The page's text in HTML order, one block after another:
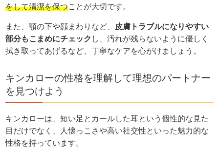
をして清潔を保つことが大切です。
また、顎の下や顔まわりなど、
皮膚トラブルになりやすい
部分もこまめにチェック し、汚れが残らないように優しく
拭き取ってあげるなど、丁寧なケアを心がけましょう。
キンカローの性格を理解して理想のパートナー
を見つけよう
キンカローは、短い足とカールした耳という個性的な見た
目だけでなく、人懐っこさや高い社交性といった魅力的な
性格を持っています。